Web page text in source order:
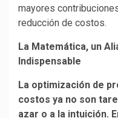
mayores
reducción de costos.
La Matemática, un
Indispensable
La optimización de
costos ya no son
azar o a la intuición.